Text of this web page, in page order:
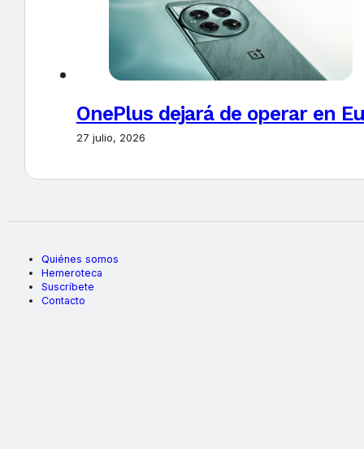
OnePlus dejará de operar en
27 julio, 2026
Quiénes somos
Hemeroteca
Suscríbete
Contacto